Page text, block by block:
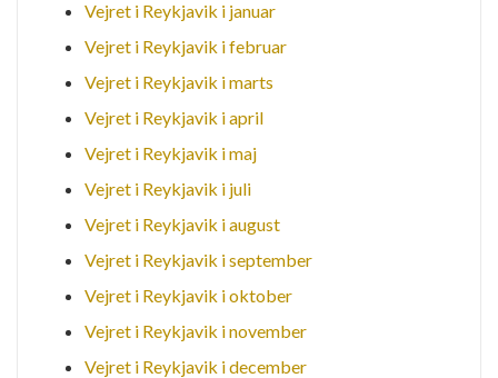
Vejret i Reykjavik i januar
Vejret i Reykjavik i februar
Vejret i Reykjavik i marts
Vejret i Reykjavik i april
Vejret i Reykjavik i maj
Vejret i Reykjavik i juli
Vejret i Reykjavik i august
Vejret i Reykjavik i september
Vejret i Reykjavik i oktober
Vejret i Reykjavik i november
Vejret i Reykjavik i december